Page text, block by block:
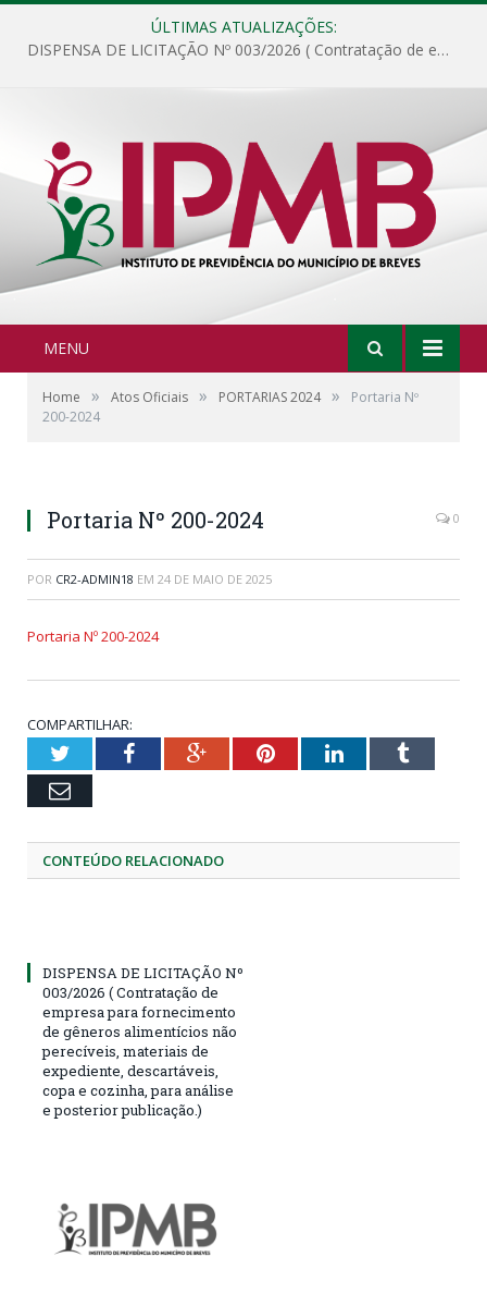
ÚLTIMAS ATUALIZAÇÕES:
DISPENSA DE LICITAÇÃO Nº 003/2026 ( Contratação de empresa para fornecimento de gêneros alimentícios não perecíveis, materiais de expediente, descartáveis, copa e cozinha, para análise e posterior publicação.)
MENU
Home » Atos Oficiais » PORTARIAS 2024 »
Portaria Nº
200-2024
Portaria Nº 200-2024 0
POR CR2-ADMIN18 EM 24 DE MAIO DE 2025
Portaria Nº 200-2024
COMPARTILHAR:
TwitterFacebookGoogle+PinterestLinkedInTumblr
Email
CONTEÚDO RELACIONADO
DISPENSA DE LICITAÇÃO Nº
003/2026 ( Contratação de
empresa para fornecimento
de gêneros alimentícios não
perecíveis, materiais de
expediente, descartáveis,
copa e cozinha, para análise
e posterior publicação.)